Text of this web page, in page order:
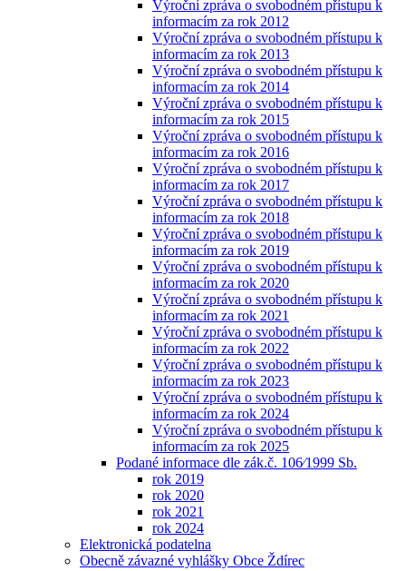
Výroční zpráva o svobodném přístupu k
informacím za rok 2012
Výroční zpráva o svobodném přístupu k
informacím za rok 2013
Výroční zpráva o svobodném přístupu k
informacím za rok 2014
Výroční zpráva o svobodném přístupu k
informacím za rok 2015
Výroční zpráva o svobodném přístupu k
informacím za rok 2016
Výroční zpráva o svobodném přístupu k
informacím za rok 2017
Výroční zpráva o svobodném přístupu k
informacím za rok 2018
Výroční zpráva o svobodném přístupu k
informacím za rok 2019
Výroční zpráva o svobodném přístupu k
informacím za rok 2020
Výroční zpráva o svobodném přístupu k
informacím za rok 2021
Výroční zpráva o svobodném přístupu k
informacím za rok 2022
Výroční zpráva o svobodném přístupu k
informacím za rok 2023
Výroční zpráva o svobodném přístupu k
informacím za rok 2024
Výroční zpráva o svobodném přístupu k
informacím za rok 2025
Podané informace dle zák.č. 106⁄1999 Sb.
rok 2019
rok 2020
rok 2021
rok 2024
Elektronická podatelna
Obecně závazné vyhlášky Obce Ždírec